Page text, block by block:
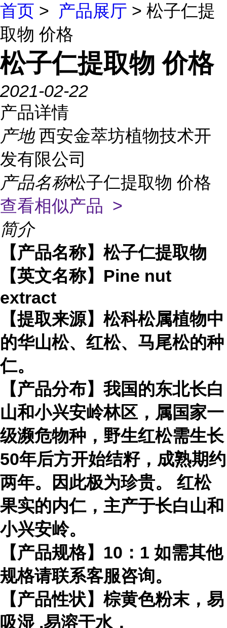
首页 > 产品展厅 > 松子仁提
取物 价格
松子仁提取物 价格
2021-02-22
产品详情
产地 西安金萃坊植物技术开
发有限公司
产品名称松子仁提取物 价格
查看相似产品 >
简介
【产品名称】松子仁提取物
【英文名称】Pine nut
extract
【提取来源】松科松属植物中
的华山松、红松、马尾松的种
仁。
【产品分布】我国的东北长白
山和小兴安岭林区，属国家一
级濒危物种，野生红松需生长
50年后方开始结籽，成熟期约
两年。因此极为珍贵。 红松
果实的内仁，主产于长白山和
小兴安岭。
【产品规格】10：1 如需其他
规格请联系客服咨询。
【产品性状】棕黄色粉末，易
吸湿 ,易溶于水，